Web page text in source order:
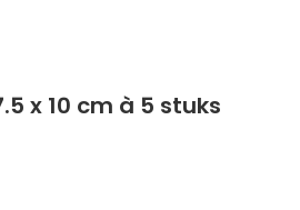
x 10 cm à 5 stuks